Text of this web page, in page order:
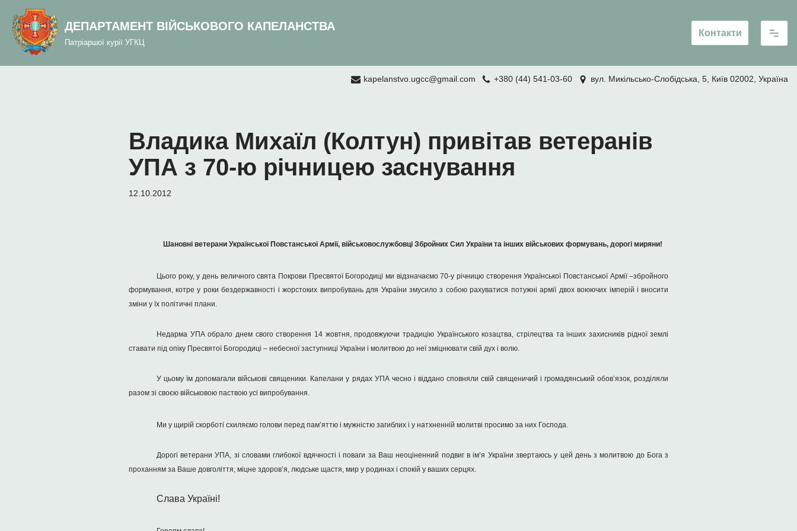
вмісту
Перейти
вмісту
ДЕПАРТАМЕНТ ВІЙСЬКОВОГО КАПЕЛАНСТВА
Патріаршої курії УГКЦ
Контакти
kapelanstvo.ugcc@gmail.com +380 (44) 541-03-60 вул. Микільсько-Слобідська, 5, Київ 02002, Україна
Владика Михаїл (Колтун) привітав ветеранів
УПА з 70-ю річницею заснування
12.10.2012
Шановні ветерани Української Повстанської Армії, військовослужбовці Збройних Сил України та інших військових формувань, дорогі миряни!
Цього року, у день величного свята Покрови Пресвятої Богородиці ми відзначаємо 70-у річницю створення Української Повстанської Армії –збройного
формування, котре у роки бездержавності і жорстоких випробувань для України змусило з собою рахуватися потужні армії двох воюючих імперій і вносити
зміни у їх політичні плани.
Недарма УПА обрало днем свого створення 14 жовтня, продовжуючи традицію Українського козацтва, стрілецтва та інших захисників рідної землі
ставати під опіку Пресвятої Богородиці – небесної заступниці України і молитвою до неї зміцнювати свій дух і волю.
У цьому їм допомагали військові священики. Капелани у рядах УПА чесно і віддано сповняли свій священичий і громадянський обов’язок, розділяли
разом зі своєю військовою паствою усі випробування.
Ми у щирій скорботі схиляємо голови перед пам’яттю і мужністю загиблих і у натхненній молитві просимо за них Господа.
Дорогі ветерани УПА, зі словами глибокої вдячності і поваги за Ваш неоціненний подвиг в ім’я України звертаюсь у цей день з молитвою до Бога з
проханням за Ваше довголіття, міцне здоров’я, людське щастя, мир у родинах і спокій у ваших серцях.
Слава Україні!